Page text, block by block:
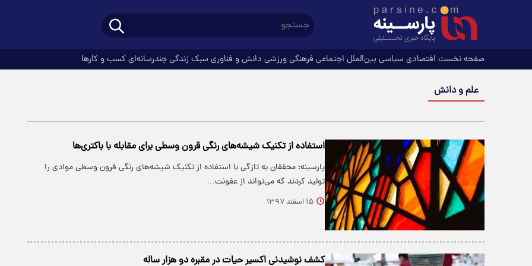
صفحه نخست اقتصادی سیاسی بین‌الملل اجتماعی فرهنگیورزشی دانش و فناوری سبک زندگیچندرسانه‌ای کسب و کارها
علم و دانش
استفاده از تکنیک شیشه‌های رنگی قرون وسطی برای مقابله با باکتری‌ها
پارسینه: محققان به تازگی با استفاده از تکنیک شیشه‌های رنگی قرون وسطی موادی را
تولید کردند که می‌تواند از عفونت…
۱۵ اسفند ۱۳۹۷
کشف نوشیدنی اکسیر حیات در مقبره دو هزار ساله